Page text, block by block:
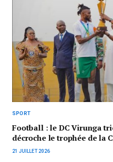
SPORT
Football : le DC Virunga
décroche le trophée de la
21 JUILLET 2026